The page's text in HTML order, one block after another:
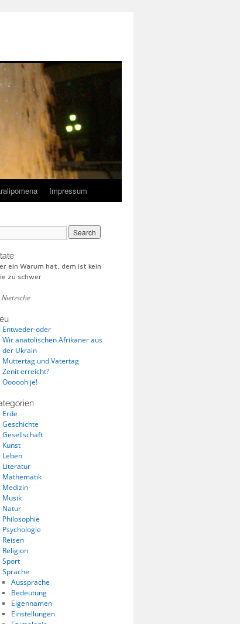
Impressum
ein Warum hat, dem ist kein
zu schwer
Nietzsche
Entweder-oder
Wir anatolischen Afrikaner aus
der Ukrain
Muttertag und Vatertag
Zenit erreicht?
Oooooh je!
Erde
Geschichte
Gesellschaft
Kunst
Leben
Literatur
Mathematik
Medizin
Musik
Natur
Philosophie
Psychologie
Reisen
Religion
Sport
Sprache
Aussprache
Bedeutung
Eigennamen
Einstellungen